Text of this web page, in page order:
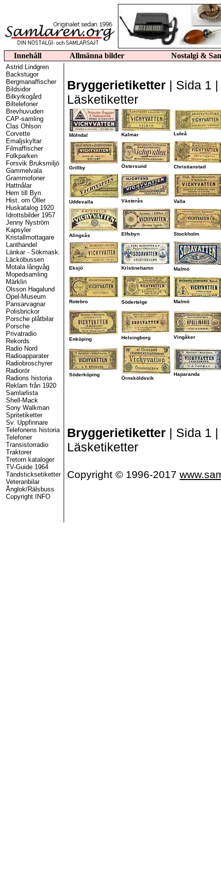
Innehåll Allmänna bilder Nostalgi &
Astrid Lindgren
Backstugor
Bergmanaffischer
Bildsidor
Bilkyrkogård
Biltelefoner
Brevhuvuden
CAP-samling
Clas Ohlson
Corvette
Emaljskyltar
Filmaffischer
Folkparken
Forsvik Bruksmiljö
Gammelvala
Grammofoner
Hattnålar
Hem till Byn
Hist. om Öller
Huskatalog 1920
Idrottsbilder 1957
Jenny Nyström
Kapsyler
Kristallmottagare
Lanthandel
Länkar- Sökmask.
Läcköbussen
Motala långvåg
Mopedsamling
Märklin
Olsson Hagalund
Opel-Museum
Pansarvagnar
Polisbrickor
Porsche plåtbilar
Porsche
Privatradio
Rekords
Radio Nord
Radioapparater
Radiobroschyrer
Radiorör
Radions historia
Reklam från 1920
Samlarlista
Shell-Mack
Sony Walkman
Spritetiketter
Sv. Uppfinnare
Telefonens historia
Telefoner
Transistorradio
Traktorer
Tretorn kataloger
TV-Guide 1964
Tändsticksetiketter
Veteranbilar
Ånglok/Rälsbuss
Copyright INFO
Bryggerietiketter | Sida 1
Läsketiketter
Mölndal Kalmar Luleå
Grillby Östersund Christianstad
Uddevalla Västerås Valla
Alingsås Elfsbyn Stockholm
Eksjö Kristinehamn Malmö
Rotebro Södertelge Malmö
Enköping Helsingborg Vingåker
Söderköping
Örnsköldsvik
Haparanda
Bryggerietiketter | Sida 1
Läsketiketter
Copyright © 1996-2017